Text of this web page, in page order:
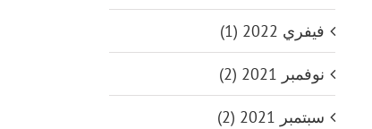
فيفري 2022 (1)
نوفمبر 2021 (2)
سبتمبر 2021 (2)